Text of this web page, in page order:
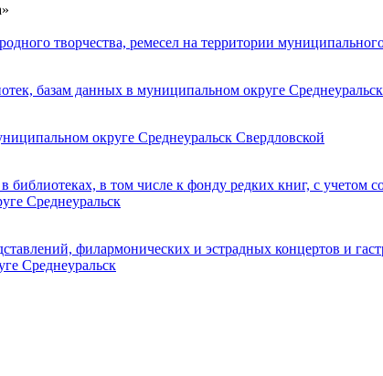
творчества, ремесел на территории
базам данных в муниципальном округе Среднеуральск
округе Среднеуральск Свердловской
в том числе к фонду редких книг, с учетом
Среднеуральск
филармонических и эстрадных концертов и
Среднеуральск